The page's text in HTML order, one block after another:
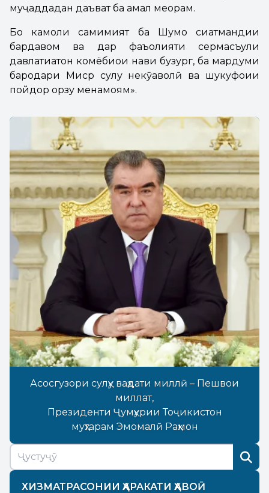
муҷаддадан даъват ба амал меорам.
Бо камоли самимият ба Шумо сиҳатмандии
бардавом ва дар фаъолияти сермасъули
давлатиатон комёбиҳои нави бузург, ба мардуми
бародари Миср сулҳу некӯаҳволӣ ва шукуфоии
пойдор орзу менамоям».
Асосгузори сулҳу ваҳдати миллӣ – Пешвои
миллат,
Президенти Ҷумҳурии Тоҷикистон
муҳтарам Эмомалӣ Раҳмон
ХИЗМАТРАСОНИИ ҲАРАКАТИ ҲАВОӢ